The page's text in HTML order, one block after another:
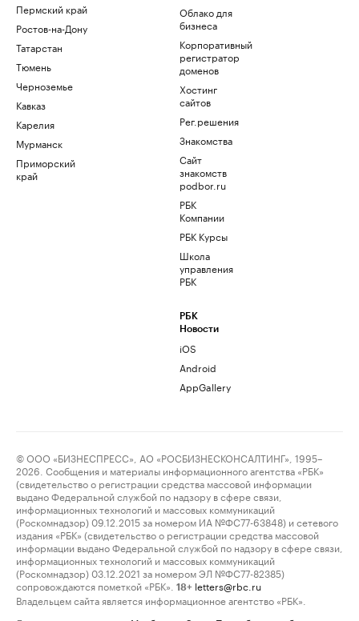
Пермский край
Ростов-на-Дону
Татарстан
Тюмень
Черноземье
Кавказ
Карелия
Мурманск
Приморский
край
Облако для
бизнеса
Корпоративный
регистратор
доменов
Хостинг
сайтов
Рег.решения
Знакомства
Сайт
знакомств
podbor.ru
РБК
Компании
РБК Курсы
Школа
управления
РБК
РБК
Новости
iOS
Android
AppGallery
© ООО «БИЗНЕСПРЕСС», АО «РОСБИЗНЕСКОНСАЛТИНГ», 1995–
2026. Сообщения и материалы информационного агентства «РБК»
(свидетельство о регистрации средства массовой информации
выдано Федеральной службой по надзору в сфере связи,
информационных технологий и массовых коммуникаций
(Роскомнадзор) 09.12.2015 за номером ИА №ФС77-63848) и сетевого
издания «РБК» (свидетельство о регистрации средства массовой
информации выдано Федеральной службой по надзору в сфере связи,
информационных технологий и массовых коммуникаций
(Роскомнадзор) 03.12.2021 за номером ЭЛ №ФС77-82385)
сопровождаются пометкой «РБК».
18+ letters@rbc.ru
Владельцем сайта является информационное агентство «РБК».